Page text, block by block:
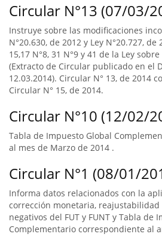
Circular N°13 (07/03/
Instruye sobre las modificaciones
N°20.630, de 2012 y Ley N°20.727,
15,17 N°8, 31 N°9 y 41 de la Ley
(Extracto de Circular publicado en el
12.03.2014). Circular N° 13, de 2014
Circular N° 15, de 2014.
Circular N°10 (12/02/
Tabla de Impuesto Global
al mes de Marzo de 2014 .
Circular N°1 (08/01/
Informa datos relacionados con la
corrección monetaria,
negativos del FUT y FUNT y Tabla de
Complementario correspondiente al